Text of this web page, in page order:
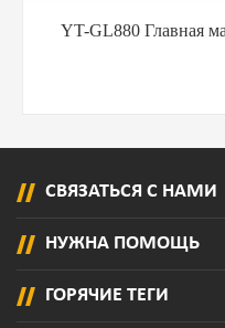
YT-GL880 Главная
СВЯЗАТЬСЯ С НАМИ
НУЖНА ПОМОЩЬ
ГОРЯЧИЕ ТЕГИ